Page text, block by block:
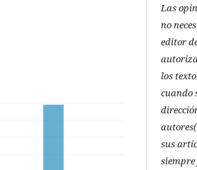
Las
no
editor
los
cuando
sus
siempre